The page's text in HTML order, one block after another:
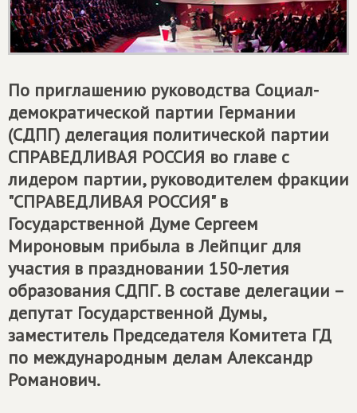
По приглашению руководства Социал-
демократической партии Германии
(СДПГ) делегация политической партии
СПРАВЕДЛИВАЯ РОССИЯ во главе с
лидером партии, руководителем фракции
"СПРАВЕДЛИВАЯ РОССИЯ" в
Государственной Думе Сергеем
Мироновым прибыла в Лейпциг для
участия в праздновании 150-летия
образования СДПГ. В составе делегации –
депутат Государственной Думы,
заместитель Председателя Комитета ГД
по международным делам Александр
Романович.